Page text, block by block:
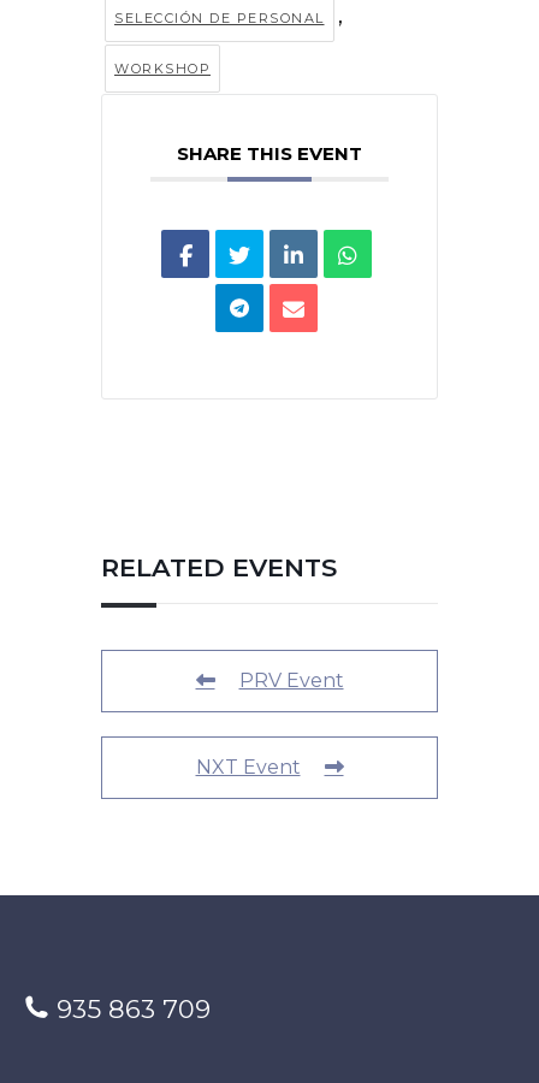
SELECCIÓN DE PERSONAL ,
WORKSHOP
SHARE THIS EVENT
RELATED EVENTS
PRV Event
NXT Event
935 863 709